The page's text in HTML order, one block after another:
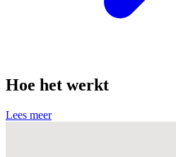
Hoe het werkt
Lees meer